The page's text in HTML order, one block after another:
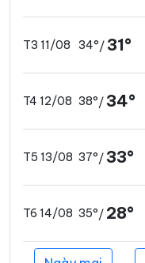
T3 11/08 34°/ 31°
T4 12/08 38°/ 34°
T5 13/08 37°/ 33°
T6 14/08 35°/ 28°